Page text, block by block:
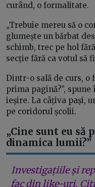
curând, o formalitate.
„Trebuie mereu să o
glumește un bărbat
schimb, trec pe hol
secție fără ca votul să
Dintr-o sală de curs, o
prima pagină?”,
ieșire. La câțiva pași,
pe coridorul școlii.
„Cine sunt eu să
dinamica lumii?”
Investigațiile și
fac din like-uri.